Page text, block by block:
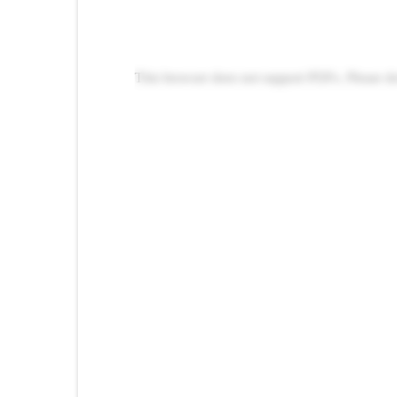
This browser does not support PDFs. Please